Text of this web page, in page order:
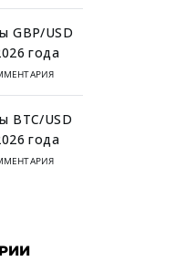
GBP/USD
года
BTC/USD
года